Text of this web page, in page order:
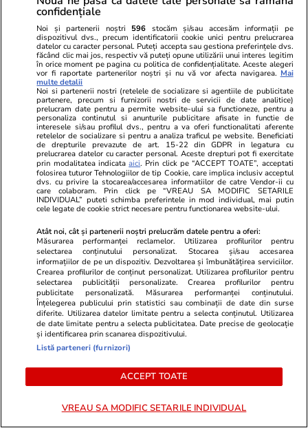
POLITIC
Politică 20 iul.
Conducerile a 6 filiale PNL au
fost dizolvate în ședința Biroului
Politic Național. Ce lideri au fost
demiși de Ilie Bolojan
Politică 20 iul.
Mesajul lui Nicușor Dan pentru
Andy Burnham, noul prim-
ministru al Marii Britanii: „Peste
un milion de români rămân o
punte esențială”
PARTENERI
confidențiale
Noi și partenerii noștri 596 stocăm și/sau accesăm informații pe
dispozitivul dvs., precum identificatorii cookie unici pentru prelucrarea
datelor cu caracter personal. Puteți accepta sau gestiona preferințele dvs.
făcând clic mai jos, respectiv vă puteți opune utilizării unui interes legitim
în orice moment pe pagina cu politica de confidențialitate. Aceste alegeri
vor fi raportate partenerilor noștri și nu vă vor afecta navigarea. Mai
multe detalii
Noi si partenerii nostri (retelele de socializare si agentiile de publicitate
partenere, precum si furnizorii nostri de servicii de date analitice)
prelucram date pentru a permite website-ului sa functioneze, pentru a
personaliza continutul si anunturile publicitare afisate in functie de
interesele si/sau profilul dvs., pentru a va oferi functionalitati aferente
retelelor de socializare si pentru a analiza traficul pe website. Beneficiati
de drepturile prevazute de art. 15-22 din GDPR in legatura cu
prelucrarea datelor cu caracter personal. Aceste drepturi pot fi exercitate
prin modalitatea indicataaici. Prin click pe “ACCEPT TOATE”, acceptati
folosirea tuturor Tehnologiilor de tip Cookie, care implica inclusiv acceptul
dvs. cu privire la stocarea/accesarea informatiilor de catre Vendor-ii cu
care colaboram. Prin click pe “VREAU SA MODIFIC SETARILE
INDIVIDUAL” puteti schimba preferintele in mod individual, mai putin
cele legate de cookie strict necesare pentru functionarea website-ului.
Atât noi, cât și partenerii noștri prelucrăm datele pentru a oferi:
Măsurarea performanței reclamelor. Utilizarea profilurilor pentru
selectarea conținutului personalizat. Stocarea și/sau accesarea
informațiilor de pe un dispozitiv. Dezvoltarea și îmbunătățirea serviciilor.
Crearea profilurilor de conținut personalizat. Utilizarea profilurilor pentru
selectarea publicității personalizate. Crearea profilurilor pentru
publicitate personalizată. Măsurarea performanței conținutului.
Înțelegerea publicului prin statistici sau combinații de date din surse
diferite. Utilizarea datelor limitate pentru a selecta conținutul. Utilizarea
de date limitate pentru a selecta publicitatea. Date precise de geolocație
și identificarea prin scanarea dispozitivului.
Listă parteneri (furnizori)
ACCEPT TOATE
VREAU SA MODIFIC SETARILE INDIVIDUAL